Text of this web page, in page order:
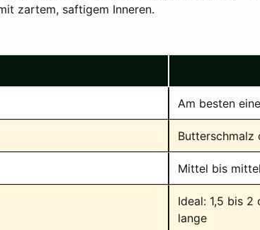
zartem, saftigem Inneren.
Am besten
Butterschmalz
Mittel bis
Ideal: 1,5 bis
lange